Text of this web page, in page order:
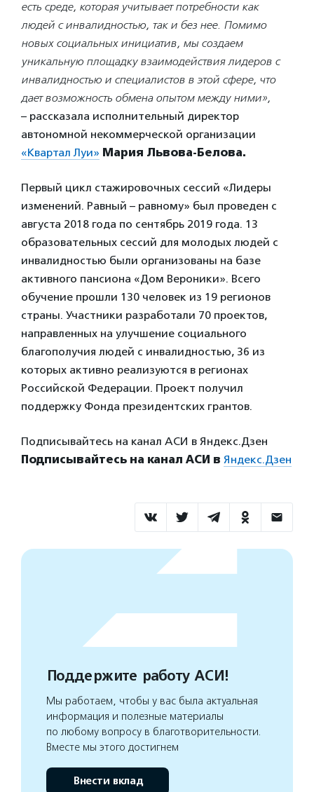
есть среде, которая учитывает потребности как
людей с инвалидностью, так и без нее. Помимо
новых социальных инициатив, мы создаем
уникальную площадку взаимодействия лидеров с
инвалидностью и специалистов в этой сфере, что
дает возможность обмена опытом между ними»,
– рассказала исполнительный директор
автономной некоммерческой организации
«Квартал Луи» Мария Львова-Белова.
Первый цикл стажировочных сессий «Лидеры
изменений. Равный – равному» был проведен с
августа 2018 года по сентябрь 2019 года. 13
образовательных сессий для молодых людей с
инвалидностью были организованы на базе
активного пансиона «Дом Вероники». Всего
обучение прошли 130 человек из 19 регионов
страны. Участники разработали 70 проектов,
направленных на улучшение социального
благополучия людей с инвалидностью, 36 из
которых активно реализуются в регионах
Российской Федерации. Проект получил
поддержку Фонда президентских грантов.
Подписывайтесь на канал АСИ в Яндекс.Дзен
Подписывайтесь на канал АСИ в Яндекс.Дзен
Поддержите работу АСИ!
Мы работаем, чтобы у вас была актуальная
информация и полезные материалы
по любому вопросу в благотворительности.
Вместе мы этого достигнем
Внести вклад